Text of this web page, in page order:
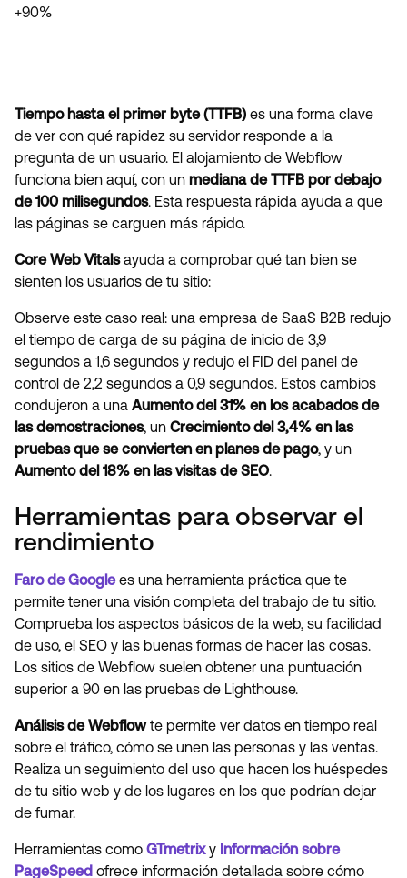
+90%
Tiempo hasta el primer byte (TTFB) es una forma clave
de ver con qué rapidez su servidor responde a la
pregunta de un usuario. El alojamiento de Webflow
funciona bien aquí, con un mediana de TTFB por debajo
de 100 milisegundos. Esta respuesta rápida ayuda a que
las páginas se carguen más rápido.
Core Web Vitalsayuda a comprobar qué tan bien se
sienten los usuarios de tu sitio:
Observe este caso real: una empresa de SaaS B2B redujo
el tiempo de carga de su página de inicio de 3,9
segundos a 1,6 segundos y redujo el FID del panel de
control de 2,2 segundos a 0,9 segundos. Estos cambios
condujeron a una Aumento del 31% en los acabados de
las demostraciones, un Crecimiento del 3,4% en las
pruebas que se convierten en planes de pago, y un
Aumento del 18% en las visitas de SEO.
Herramientas para observar el
rendimiento
Faro de Googlees una herramienta práctica que te
permite tener una visión completa del trabajo de tu sitio.
Comprueba los aspectos básicos de la web, su facilidad
de uso, el SEO y las buenas formas de hacer las cosas.
Los sitios de Webflow suelen obtener una puntuación
superior a 90 en las pruebas de Lighthouse.
Análisis de Webflowte permite ver datos en tiempo real
sobre el tráfico, cómo se unen las personas y las ventas.
Realiza un seguimiento del uso que hacen los huéspedes
de tu sitio web y de los lugares en los que podrían dejar
de fumar.
Herramientas como GTmetrixy Información sobre
PageSpeed ofrece información detallada sobre cómo